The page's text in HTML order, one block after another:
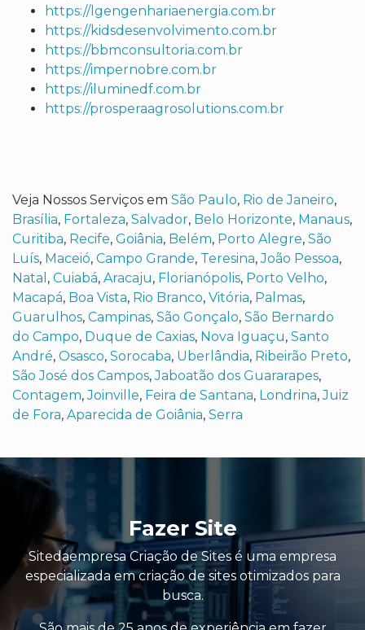
https://lgengenhariaenergia.com.br
https://kidsdesenvolvimento.com.br
https://bbmconsultoria.com.br
https://impernobre.com.br
https://iluminedf.com.br
https://prosperaagrosolutions.com.br
Veja Nossos Serviços em São Paulo, Rio de Janeiro,
Brasília, Fortaleza, Salvador, Belo Horizonte, Manaus,
Curitiba, Recife, Goiânia, Belém, Porto Alegre, São
Luís, Maceió, Campo Grande, Teresina,João Pessoa,
Natal , Cuiabá, Aracaju, Florianópolis, Porto Velho,
Macapá, Boa Vista, Rio Branco, Vitória, Palmas,
Guarulhos, Campinas, São Gonçalo, São Bernardo
do Campo, Duque de Caxias, Nova Iguaçu, Santo
André, Osasco, Sorocaba, Uberlândia, Ribeirão Preto,
São José dos Campos,Jaboatão dos Guararapes,
Contagem,Joinville, Feira de Santana, Londrina,Juiz
de Fora, Aparecida de Goiânia, Serra
Fazer Site
Sitedaempresa Criação de Sites é uma empresa
especializada em criação de sites otimizados para
busca.